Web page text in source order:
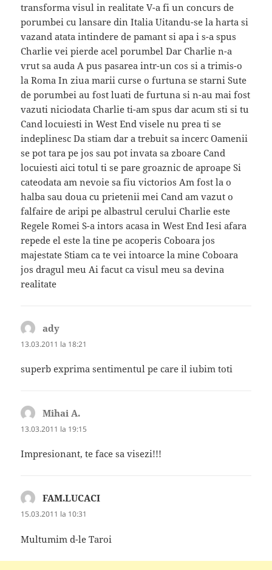
transforma visul in realitate V-a fi un concurs de
porumbei cu lansare din Italia Uitandu-se la harta si
vazand atata intindere de pamant si apa i s-a spus
Charlie vei pierde acel porumbel Dar Charlie n-a
vrut sa auda A pus pasarea intr-un cos si a trimis-o
la Roma In ziua marii curse o furtuna se starni Sute
de porumbei au fost luati de furtuna si n-au mai fost
vazuti niciodata Charlie ti-am spus dar acum sti si tu
Cand locuiesti in West End visele nu prea ti se
indeplinesc Da stiam dar a trebuit sa incerc Oamenii
se pot tara pe jos sau pot invata sa zboare Cand
locuiesti aici totul ti se pare groaznic de aproape Si
cateodata am nevoie sa fiu victorios Am fost la o
halba sau doua cu prietenii mei Cand am vazut o
falfaire de aripi pe albastrul cerului Charlie este
Regele Romei S-a intors acasa in West End Iesi afara
repede el este la tine pe acoperis Coboara jos
majestate Stiam ca te vei intoarce la mine Coboara
jos dragul meu Ai facut ca visul meu sa devina
realitate
ady
13.03.2011 la 18:21
superb exprima sentimentul pe care il iubim toti
Mihai A.
13.03.2011 la 19:15
Impresionant, te face sa visezi!!!
FAM.LUCACI
15.03.2011 la 10:31
Multumim d-le Taroi